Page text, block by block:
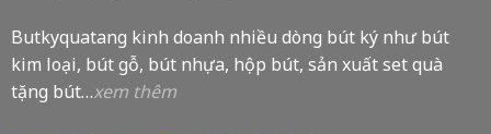
Butkyquatang kinh doanh nhiều dòng bút ký như bút
kim loại, bút gỗ, bút nhựa, hộp bút, sản xuất set quà
tặng bút…xem thêm